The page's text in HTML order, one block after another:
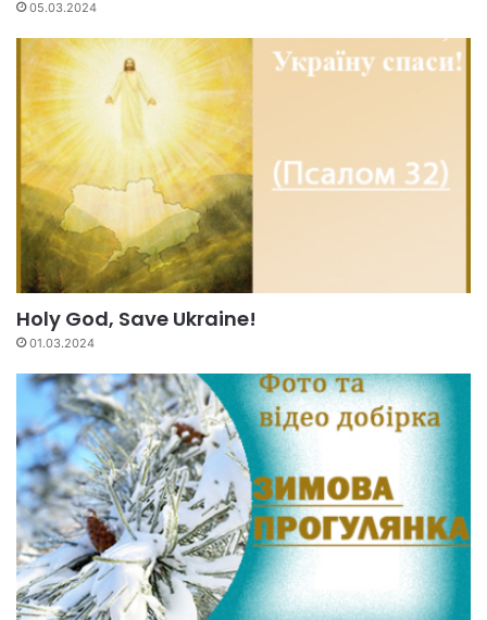
05.03.2024
Holy God, Save Ukraine!
01.03.2024